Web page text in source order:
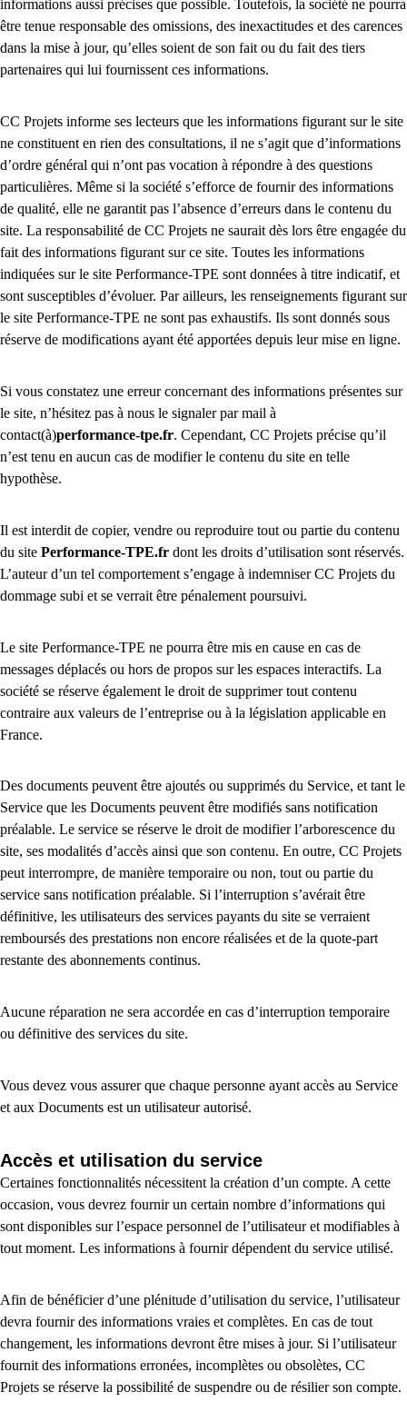
informations aussi précises que possible. Toutefois, la société ne pourra
être tenue responsable des omissions, des inexactitudes et des carences
dans la mise à jour, qu’elles soient de son fait ou du fait des tiers
partenaires qui lui fournissent ces informations.
CC Projets informe ses lecteurs que les informations figurant sur le site
ne constituent en rien des consultations, il ne s’agit que d’informations
d’ordre général qui n’ont pas vocation à répondre à des questions
particulières. Même si la société s’efforce de fournir des informations
de qualité, elle ne garantit pas l’absence d’erreurs dans le contenu du
site. La responsabilité de CC Projets ne saurait dès lors être engagée du
fait des informations figurant sur ce site. Toutes les informations
indiquées sur le site Performance-TPE sont données à titre indicatif, et
sont susceptibles d’évoluer. Par ailleurs, les renseignements figurant sur
le site Performance-TPE ne sont pas exhaustifs. Ils sont donnés sous
réserve de modifications ayant été apportées depuis leur mise en ligne.
Si vous constatez une erreur concernant des informations présentes sur
le site, n’hésitez pas à nous le signaler par mail à
contact(à)performance-tpe.fr. Cependant, CC Projets précise qu’il
n’est tenu en aucun cas de modifier le contenu du site en telle
hypothèse.
Il est interdit de copier, vendre ou reproduire tout ou partie du contenu
du site Performance-TPE.fr dont les droits d’utilisation sont réservés.
L’auteur d’un tel comportement s’engage à indemniser CC Projets du
dommage subi et se verrait être pénalement poursuivi.
Le site Performance-TPE ne pourra être mis en cause en cas de
messages déplacés ou hors de propos sur les espaces interactifs. La
société se réserve également le droit de supprimer tout contenu
contraire aux valeurs de l’entreprise ou à la législation applicable en
France.
Des documents peuvent être ajoutés ou supprimés du Service, et tant le
Service que les Documents peuvent être modifiés sans notification
préalable. Le service se réserve le droit de modifier l’arborescence du
site, ses modalités d’accès ainsi que son contenu. En outre, CC Projets
peut interrompre, de manière temporaire ou non, tout ou partie du
service sans notification préalable. Si l’interruption s’avérait être
définitive, les utilisateurs des services payants du site se verraient
remboursés des prestations non encore réalisées et de la quote-part
restante des abonnements continus.
Aucune réparation ne sera accordée en cas d’interruption temporaire
ou définitive des services du site.
Vous devez vous assurer que chaque personne ayant accès au Service
et aux Documents est un utilisateur autorisé.
Accès et utilisation du service
Certaines fonctionnalités nécessitent la création d’un compte. A cette
occasion, vous devrez fournir un certain nombre d’informations qui
sont disponibles sur l’espace personnel de l’utilisateur et modifiables à
tout moment. Les informations à fournir dépendent du service utilisé.
Afin de bénéficier d’une plénitude d’utilisation du service, l’utilisateur
devra fournir des informations vraies et complètes. En cas de tout
changement, les informations devront être mises à jour. Si l’utilisateur
fournit des informations erronées, incomplètes ou obsolètes, CC
Projets se réserve la possibilité de suspendre ou de résilier son compte.